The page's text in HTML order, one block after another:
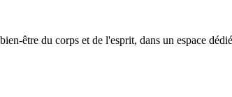
être du corps et de l'esprit, dans un espace